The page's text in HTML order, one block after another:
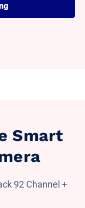
Smart
92 Channel +